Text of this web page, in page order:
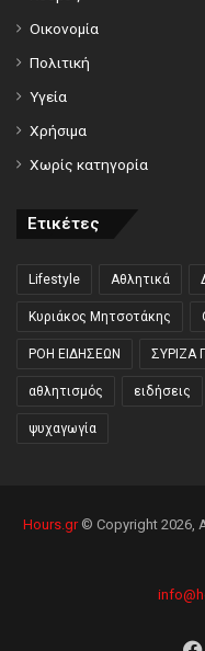
Οικονομία
Πολιτική
Υγεία
Χρήσιμα
Χωρίς κατηγορία
Ετικέτες
Lifestyle Αθλητικά
Κυριάκος Μητσοτάκης
ΡΟΗ ΕΙΔΗΣΕΩΝ ΣΥΡΙΖΑ
αθλητισμός ειδήσεις
ψυχαγωγία
Hours.gr© Copyright 2026,